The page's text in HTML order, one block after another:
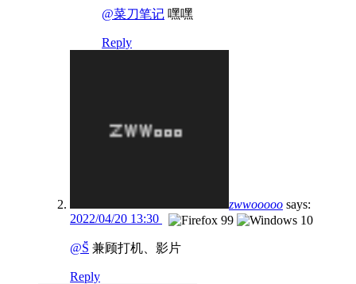
@菜刀笔记 嘿嘿
Reply
zwwooooo says:
2022/04/20 13:30
@S̆̈ 兼顾打机、影片
Reply